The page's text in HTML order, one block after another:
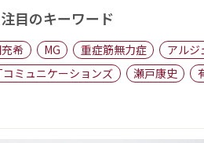
目のキーワード
希 MG 重症筋無力症 アルジ
ミュニケーションズ
瀬戸康史